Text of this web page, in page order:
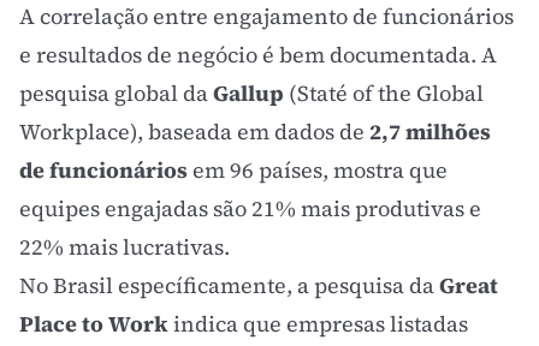
A correlação entre engajamentode funcionários
e resultados de negócio é bem documentada. A
pesquisa global daGallup (Staté of the Global
Workplace), baseada em dados de 2,7 milhões
de funcionários em 96 países, mostra que
equipes engajadas são 21% mais produtivas e
22% mais lucrativas.
No Brasil específicamente, a pesquisa daGreat
Place to Workindica que empresas listadas